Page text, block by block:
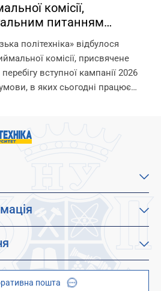
комісії,
питанням
кампанії 2026 року
політехніка» відбулося
комісії, присвячене
вступної кампанії 2026
в яких сьогодні працює
університет (ДЮНУ)
підрозділи
пошта